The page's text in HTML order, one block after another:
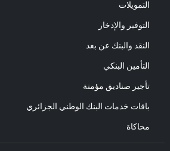
التمويلات
التوفير والإدخار
النقد والبنك عن بعد
التأمين البنكي
تأجير صناديق مؤمنة
باقات خدمات البنك الوطني الجزائري
محاكاة